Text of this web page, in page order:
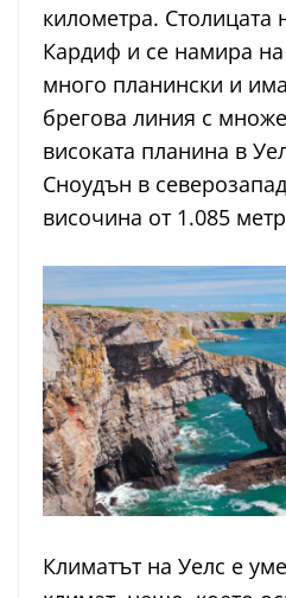
километра. Столицата
Кардиф и се намира
много планински и
брегова линия с
високата планина в
Сноудън в
височина от 1.085
Климатът на Уелс е